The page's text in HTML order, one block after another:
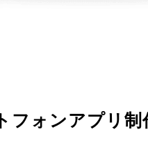
フォンアプリ制